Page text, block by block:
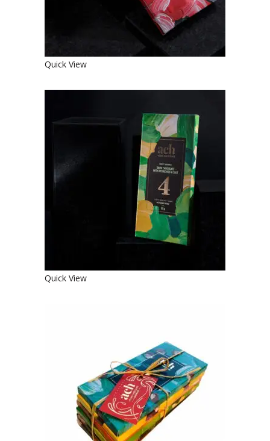
Quick View
SALDUSIS JUODASIS EKOLOGIŠKAS
ŠOKOLADAS SU PISTACIJOMIS IR
DRUSKA
4.90
Quick View
6 ŠOKOLADŲ DOVANŲ RINKINYS –
JUODAS SALDUSIS EKOLOGIŠKAS
ŠOKOLADAS
€29.90